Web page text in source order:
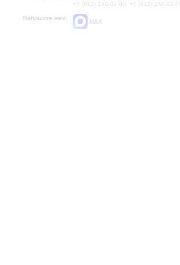
+7 (812) 240-01-00, +7 (812) 240-01-
Напишите нам:
MAX